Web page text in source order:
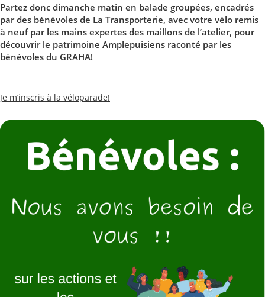
Partez donc dimanche matin en balade groupées, encadrés
par des bénévoles de La Transporterie, avec votre vélo remis
à neuf par les mains expertes des maillons de l’atelier, pour
découvrir le patrimoine Amplepuisiens raconté par les
bénévoles du GRAHA!
Je m’inscris à la véloparade!